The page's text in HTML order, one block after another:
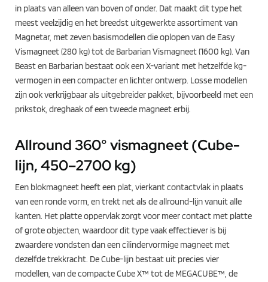
in plaats van alleen van boven of onder. Dat maakt dit type het
meest veelzijdig en het breedst uitgewerkte assortiment van
Magnetar, met zeven basismodellen die oplopen van de Easy
Vismagneet (280 kg) tot de Barbarian Vismagneet (1600 kg). Van
Beast en Barbarian bestaat ook een X-variant met hetzelfde kg-
vermogen in een compacter en lichter ontwerp. Losse modellen
zijn ook verkrijgbaar als uitgebreider pakket, bijvoorbeeld met een
prikstok, dreghaak of een tweede magneet erbij.
Allround 360° vismagneet (Cube-
lijn, 450–2700 kg)
Een blokmagneet heeft een plat, vierkant contactvlak in plaats
van een ronde vorm, en trekt net als de allround-lijn vanuit alle
kanten. Het platte oppervlak zorgt voor meer contact met platte
of grote objecten, waardoor dit type vaak effectiever is bij
zwaardere vondsten dan een cilindervormige magneet met
dezelfde trekkracht. De Cube-lijn bestaat uit precies vier
modellen, van de compacte Cube X™ tot de MEGACUBE™, de